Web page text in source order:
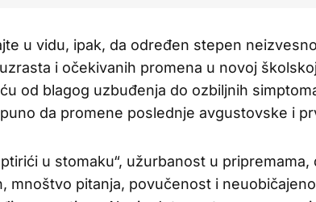
u vidu, ipak, da određen stepen
i očekivanih promena u novoj
od blagog uzbuđenja do ozbiljnih
da promene poslednje avgustovske i
u stomaku“, užurbanost u
mnoštvo pitanja, povučenost i